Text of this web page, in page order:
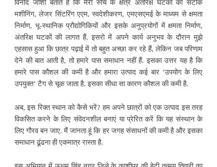
विनोद जोशी बताते हैं कि मेरी रुचि के क्षेत्र अंतरिक्ष घटकों की सटीक
मशीनिंग, लेजर सिंटरिंग एएम, स्वदेशीकरण, एमएसएमई के माध्यम से क्षमता
निर्माण, भू-स्थानिक प्रौद्योगिकियों और इसके अनुप्रयोगों में क्षमता निर्माण,
अंतरिक्ष घटकों की लागत हैं. इसरो में अपने कार्य अनुभव के दौरान मुझे
एहसास हुआ कि छात्र पढ़ाई में तो बहुत अच्छा कर रहे हैं, लेकिन जब परिणाम
देने की बात आती है, तो हमारे पास समाधान नहीं हैं. इसका उत्तर यह है कि
हमारे पास कौशल की कमी है और हमारा उत्पाद कई बार ’उपयोग के लिए
उपयुक्त’ टैग से चूक जाता है. इसका सीधा सा कारण कौशल की कमी है.
अब, इस रिक्त स्थान को कैसे भरें? हम अपने छात्रों को एक उत्पाद इस तरह
विकसित करने के लिए संवेदनशील बनाएं या प्रेरित करें कि यह संस्थान के
लिए गौरव बन जाए. मैं जानता हूं कि हर जगह संसाधनों की कमी है और इसका
समाधान ढूंढना ही एकमात्र रास्ता है.